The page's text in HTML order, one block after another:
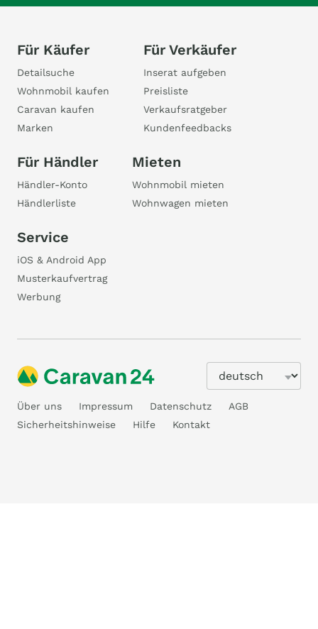
Für Käufer
Detailsuche
Wohnmobil kaufen
Caravan kaufen
Marken
Für Verkäufer
Inserat aufgeben
Preisliste
Verkaufsratgeber
Kundenfeedbacks
Für Händler
Händler-Konto
Händlerliste
Mieten
Wohnmobil mieten
Wohnwagen mieten
Service
iOS & Android App
Musterkaufvertrag
Werbung
Über uns Impressum Datenschutz
AGB
Sicherheitshinweise
Hilfe Kontakt